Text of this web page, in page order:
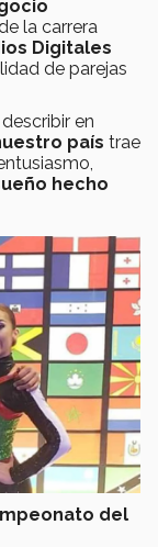
la carrera
Digitales
de parejas
en
país trae
hecho
del